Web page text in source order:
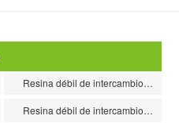
Resina débil de intercambio
catiónico ácido
Resina débil de intercambio